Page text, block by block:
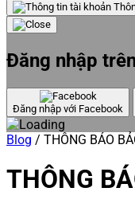
Đăng nhập
Đăng nhập với Facebook
Blog / THÔNG BÁO
THÔNG